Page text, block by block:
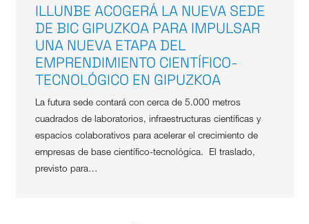
ILLUNBE ACOGERÁ LA NUEVA SEDE
DE BIC GIPUZKOA PARA IMPULSAR
UNA NUEVA ETAPA DEL
EMPRENDIMIENTO CIENTÍFICO-
TECNOLÓGICO EN GIPUZKOA
La futura sede contará con cerca de 5.000 metros
cuadrados de laboratorios, infraestructuras científicas y
espacios colaborativos para acelerar el crecimiento de
empresas de base científico-tecnológica. El traslado,
previsto para…